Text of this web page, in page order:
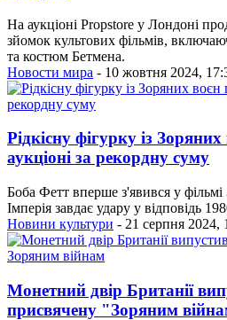
На аукціоні Propstore у Лондоні
зйомок культових фільмів,
та костюм Бетмена.
Новости мира - 10 жовтня 2024,
Рідкісну фігурку із
аукціоні за рекордну суму
Боба Фетт вперше з'явився у
Імперія завдає удару у відповідь
Новини культури - 21 серпня 2024,
Монетний двір Британії
присвячену "Зоряним